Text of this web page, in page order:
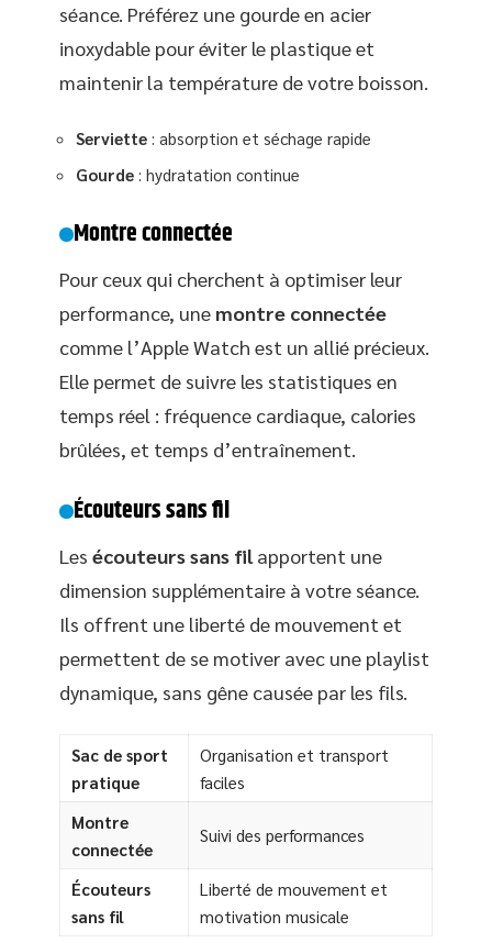
séance. Préférez une gourde en acier
inoxydable pour éviter le plastique et
maintenir la température de votre boisson.
Serviette : absorption et séchage rapide
Gourde : hydratation continue
Montre connectée
Pour ceux qui cherchent à optimiser leur
performance, une montre connectée
comme l’Apple Watch est un allié précieux.
Elle permet de suivre les statistiques en
temps réel : fréquence cardiaque, calories
brûlées, et temps d’entraînement.
Écouteurs sans fil
Les écouteurs sans filapportent une
dimension supplémentaire à votre séance.
Ils offrent une liberté de mouvement et
permettent de se motiver avec une playlist
dynamique, sans gêne causée par les fils.
Sac de sport
pratique
Organisation et transport
faciles
Montre
connectée
Suivi des performances
Écouteurs
sans fil
Liberté de mouvement et
motivation musicale